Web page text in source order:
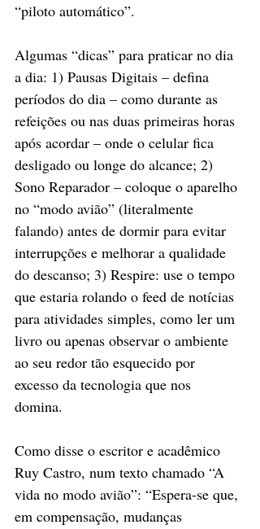
“piloto automático”.
Algumas “dicas” para praticar no dia
a dia: 1) Pausas Digitais – defina
períodos do dia – como durante as
refeições ou nas duas primeiras horas
após acordar – onde o celular fica
desligado ou longe do alcance; 2)
Sono Reparador – coloque o aparelho
no “modo avião” (literalmente
falando) antes de dormir para evitar
interrupções e melhorar a qualidade
do descanso; 3) Respire: use o tempo
que estaria rolando o feed de notícias
para atividades simples, como ler um
livro ou apenas observar o ambiente
ao seu redor tão esquecido por
excesso da tecnologia que nos
domina.
Como disse o escritor e acadêmico
Ruy Castro, num texto chamado “A
vida no modo avião”: “Espera-se que,
em compensação, mudanças